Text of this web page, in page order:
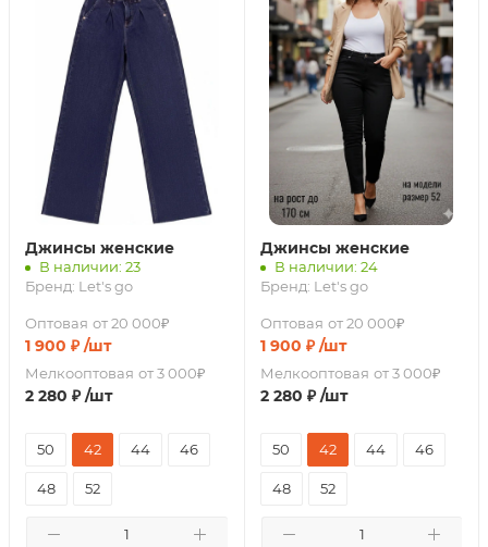
Джинсы женские
В наличии: 23
Бренд: Let's go
Оптовая от 20 000₽
1 900 ₽ /шт
Мелкооптовая от 3 000₽
2 280 ₽ /шт
50 42 44 46
48 52
Джинсы женские
В наличии: 24
Бренд: Let's go
Оптовая от 20 000₽
1 900 ₽ /шт
Мелкооптовая от 3 000₽
2 280 ₽ /шт
50 42 44 46
48 52